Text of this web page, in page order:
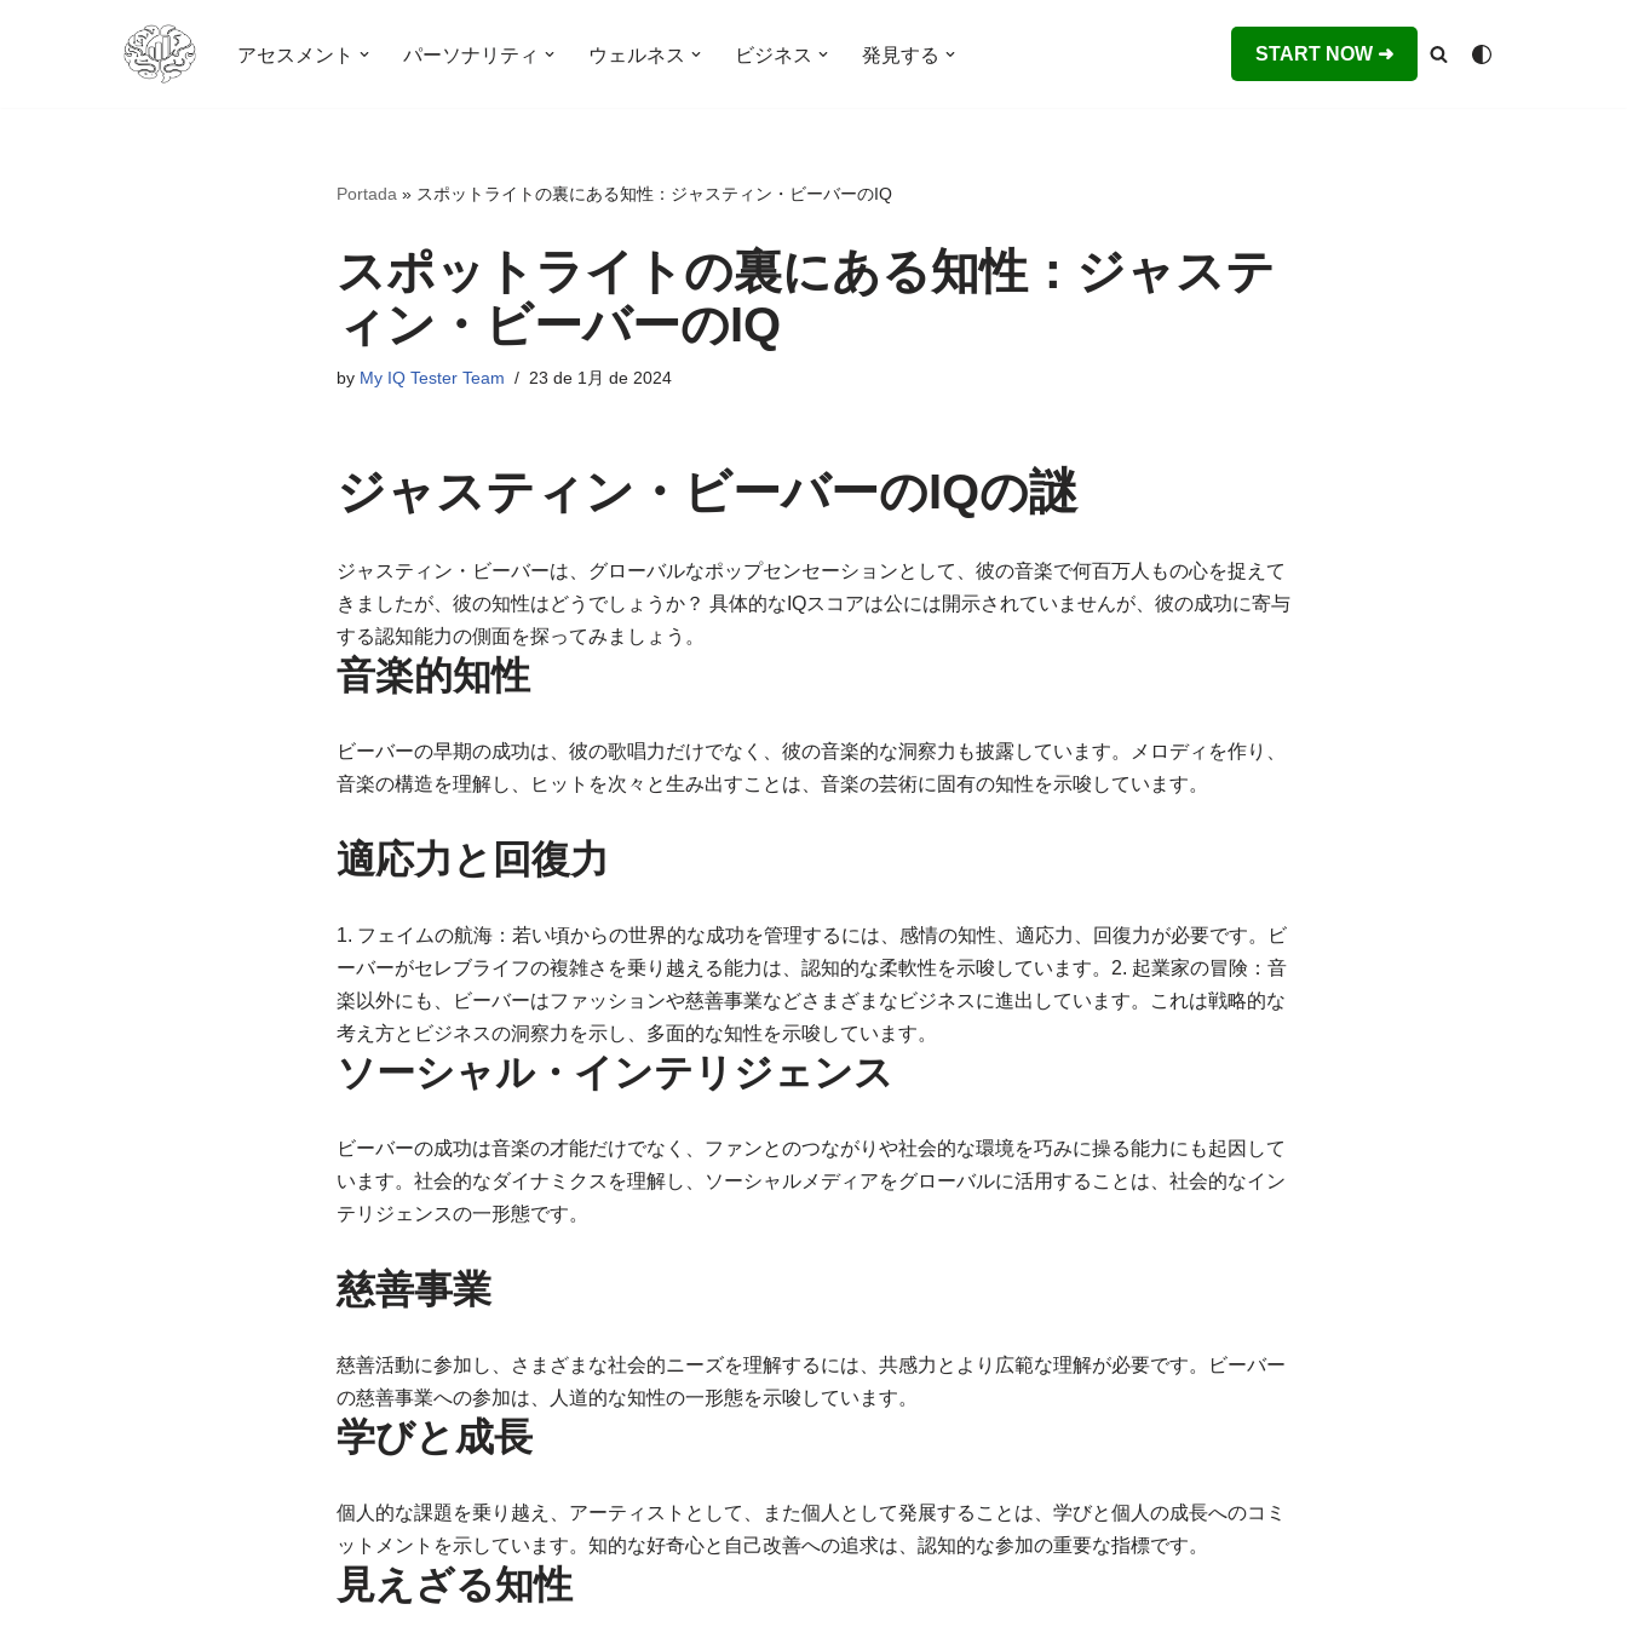
アセスメント パーソナリティ ウェルネス ビジネス 発見する START NOW ➜
Portada » スポットライトの裏にある知性：ジャスティン・ビーバーのIQ
スポットライトの裏にある知性：ジャステ
ィン・ビーバーのIQ
by My IQ Tester Team 23 de 1月 de 2024
ジャスティン・ビーバーのIQの謎
ジャスティン・ビーバーは、グローバルなポップセンセーションとして、彼の音楽で何百万人もの心を捉えて
きましたが、彼の知性はどうでしょうか？ 具体的なIQスコアは公には開示されていませんが、彼の成功に寄与
する認知能力の側面を探ってみましょう。
音楽的知性
ビーバーの早期の成功は、彼の歌唱力だけでなく、彼の音楽的な洞察力も披露しています。メロディを作り、
音楽の構造を理解し、ヒットを次々と生み出すことは、音楽の芸術に固有の知性を示唆しています。
適応力と回復力
1. フェイムの航海：若い頃からの世界的な成功を管理するには、感情の知性、適応力、回復力が必要です。ビ
ーバーがセレブライフの複雑さを乗り越える能力は、認知的な柔軟性を示唆しています。 2. 起業家の冒険：音
楽以外にも、ビーバーはファッションや慈善事業などさまざまなビジネスに進出しています。これは戦略的な
考え方とビジネスの洞察力を示し、多面的な知性を示唆しています。
ソーシャル・インテリジェンス
ビーバーの成功は音楽の才能だけでなく、ファンとのつながりや社会的な環境を巧みに操る能力にも起因して
います。社会的なダイナミクスを理解し、ソーシャルメディアをグローバルに活用することは、社会的なイン
テリジェンスの一形態です。
慈善事業
慈善活動に参加し、さまざまな社会的ニーズを理解するには、共感力とより広範な理解が必要です。ビーバー
の慈善事業への参加は、人道的な知性の一形態を示唆しています。
学びと成長
個人的な課題を乗り越え、アーティストとして、また個人として発展することは、学びと個人の成長へのコミ
ットメントを示しています。知的な好奇心と自己改善への追求は、認知的な参加の重要な指標です。
見えざる知性